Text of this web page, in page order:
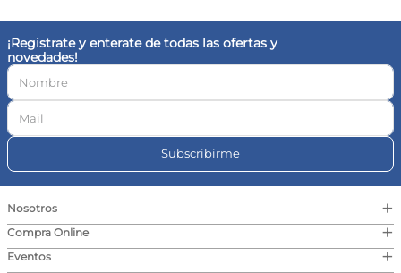
¡Registrate y enterate de todas las ofertas y
novedades!
Subscribirme
Nosotros +
Compra Online +
Eventos
+